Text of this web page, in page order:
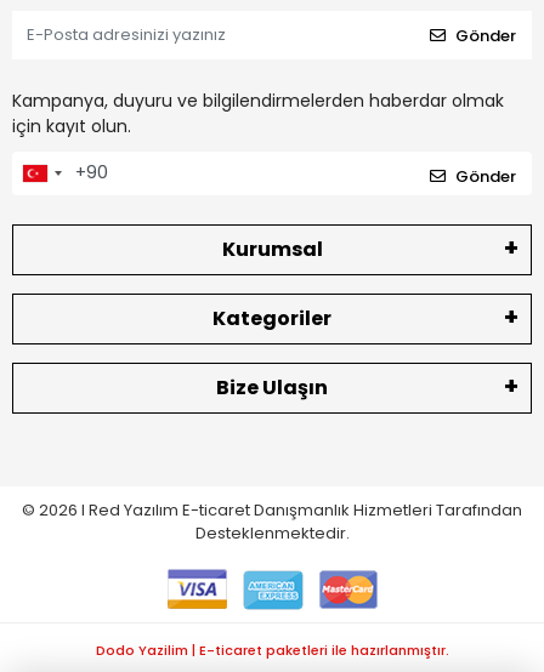
Gönder
Kampanya, duyuru ve bilgilendirmelerden haberdar olmak
için kayıt olun.
Gönder
Kurumsal
Kategoriler
Bize Ulaşın
© 2026 I Red Yazılım E-ticaretDanışmanlık Hizmetleri Tarafından
Desteklenmektedir.
Dodo Yazilim | E-ticaret paketleri ile hazırlanmıştır.